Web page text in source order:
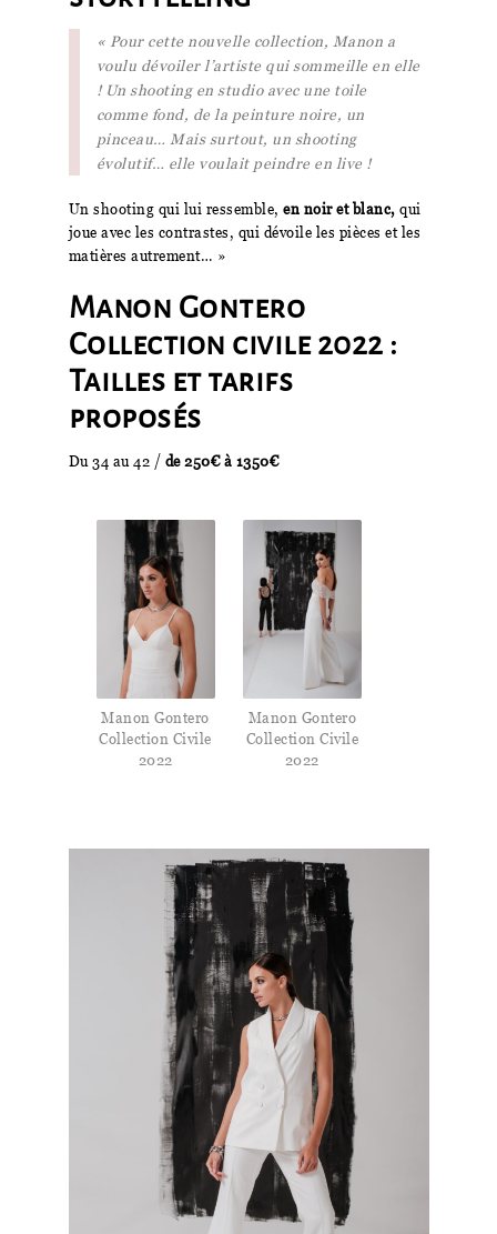
« Pour cette nouvelle collection, Manon a
voulu dévoiler l’artiste qui sommeille en elle
! Un shooting en studio avec une toile
comme fond, de la peinture noire, un
pinceau… Mais surtout, un shooting
évolutif… elle voulait peindre en live !
Un shooting qui lui ressemble, en noir et blanc, qui
joue avec les contrastes, qui dévoile les pièces et les
matières autrement… »
Manon Gontero
Collection civile 2022 :
Tailles et tarifs
proposés
Du 34 au 42 / de 250€ à 1350€
Manon Gontero
Collection Civile
2022
Manon Gontero
Collection Civile
2022